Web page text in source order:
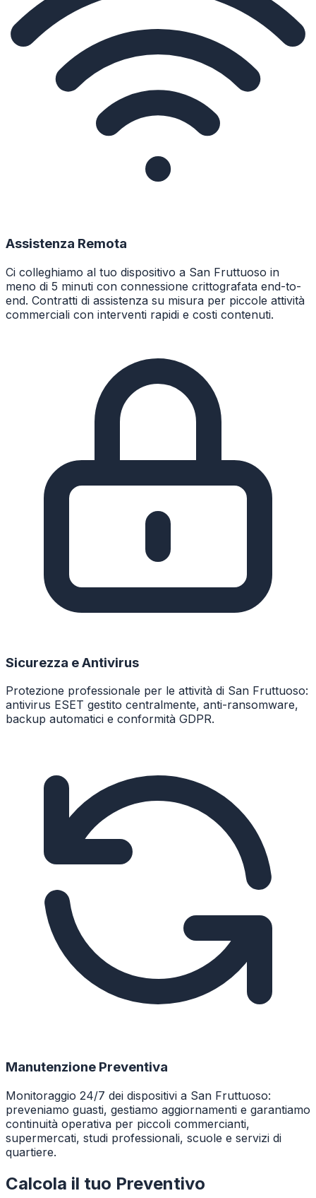
Assistenza Remota
Ci colleghiamo al tuo dispositivo a San Fruttuoso in
meno di 5 minuti con connessione crittografata end-to-
end. Contratti di assistenza su misura per piccole attività
commerciali con interventi rapidi e costi contenuti.
Sicurezza e Antivirus
Protezione professionale per le attività di San Fruttuoso:
antivirus ESET gestito centralmente, anti-ransomware,
backup automatici e conformità GDPR.
Manutenzione Preventiva
Monitoraggio 24/7 dei dispositivi a San Fruttuoso:
preveniamo guasti, gestiamo aggiornamenti e garantiamo
continuità operativa per piccoli commercianti,
supermercati, studi professionali, scuole e servizi di
quartiere.
Calcola il tuo Preventivo